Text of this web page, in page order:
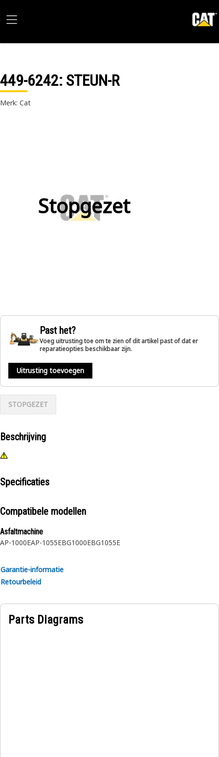
449-6242: STEUN-R
Merk: Cat
Stopgezet
Past het?
Voeg uitrusting toe om te zien of dit artikel past of dat er
reparatieopties beschikbaar zijn.
Uitrusting toevoegen
STOPGEZET
Beschrijving
Specificaties
Compatibele modellen
Asfaltmachine
AP-1000EAP-1055EBG1000EBG1055E
Garantie-informatie
Retourbeleid
Parts Diagrams